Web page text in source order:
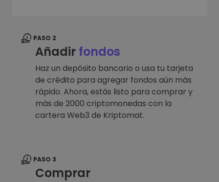
PASO 2
Añadir fondos
Haz un depósito bancario o usa tu tarjeta
de crédito para agregar fondos aún más
rápido. Ahora, estás listo para comprar y
más de 2000 criptomonedas con la
cartera Web3 de Kriptomat.
PASO 3
Comprar